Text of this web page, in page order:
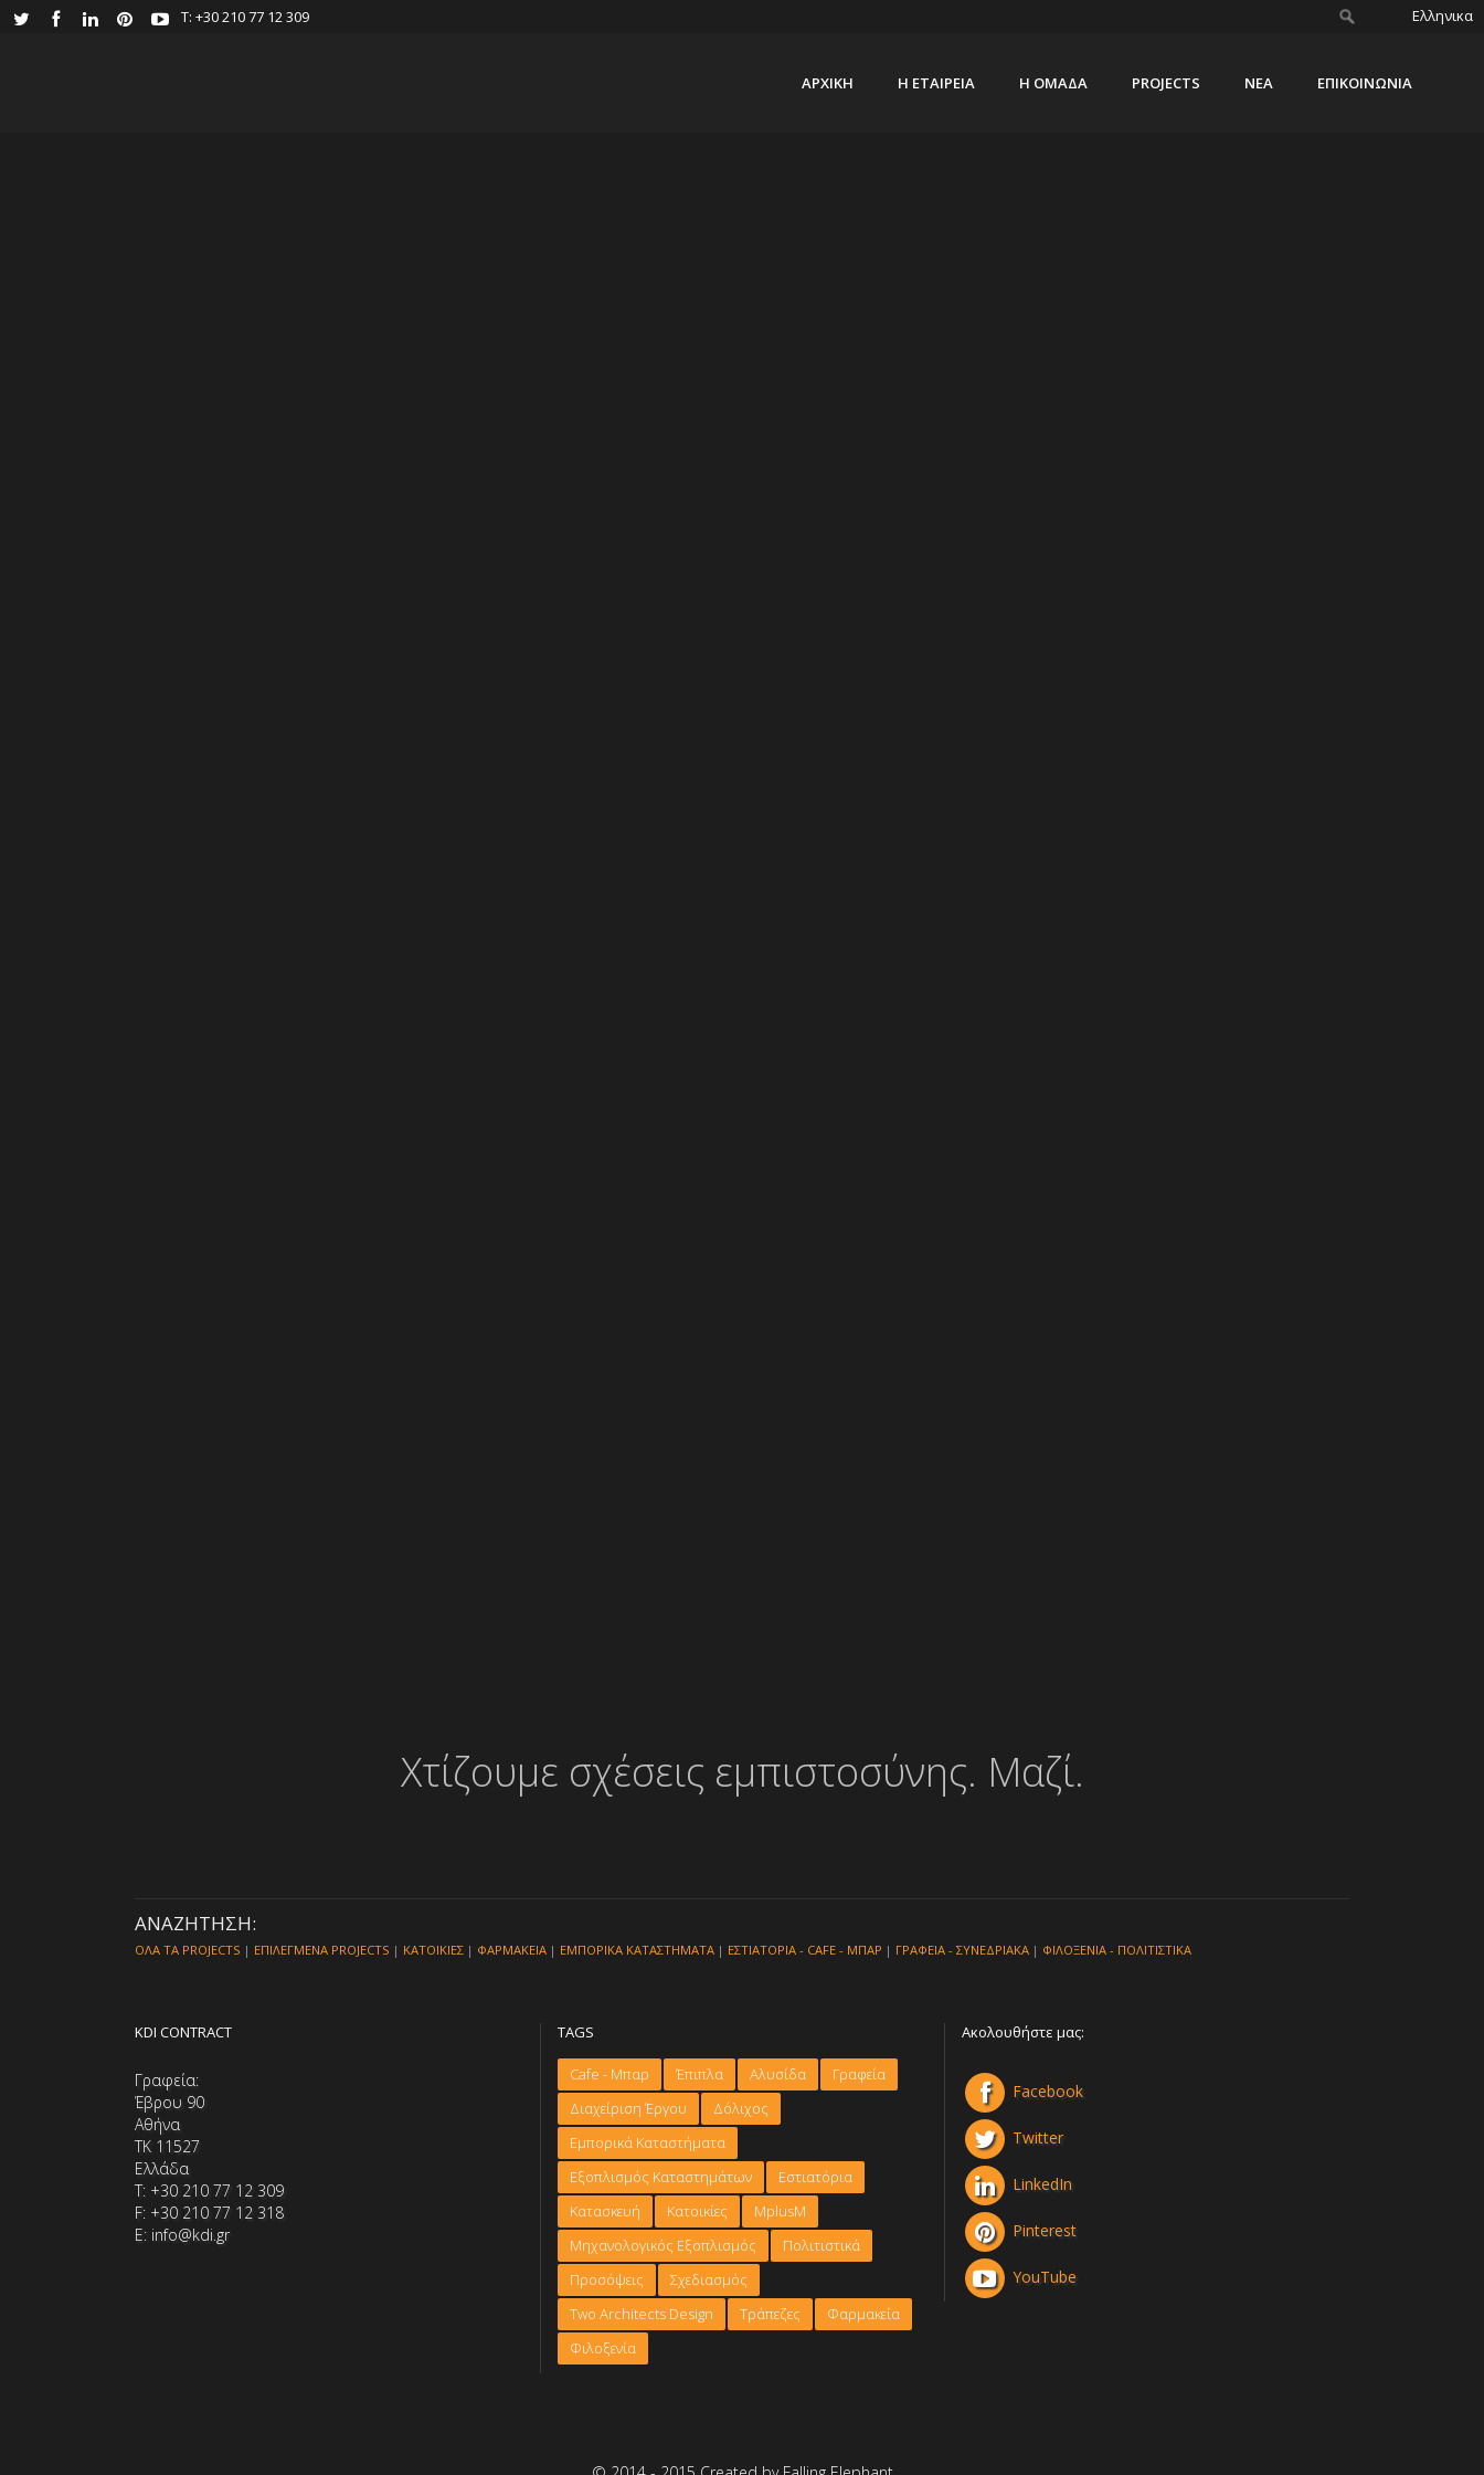
Τ: +30 210 77 12 309 Ελληνικα
ΑΡΧΙΚΗ Η ΕΤΑΙΡΕΙΑ Η ΟΜΑΔΑ PROJECTS ΝΕΑ ΕΠΙΚΟΙΝΩΝΙΑ
Χτίζουμε σχέσεις εμπιστοσύνης. Μαζί.
ΑΝΑΖΗΤΗΣΗ:
ΟΛΑ ΤΑ PROJECTS | ΕΠΙΛΕΓΜΕΝΑ PROJECTS | ΚΑΤΟΙΚΙΕΣ | ΦΑΡΜΑΚΕΙΑ | ΕΜΠΟΡΙΚΑ ΚΑΤΑΣΤΗΜΑΤΑ | ΕΣΤΙΑΤΟΡΙΑ - CAFE - ΜΠΑΡ | ΓΡΑΦΕΙΑ - ΣΥΝΕΔΡΙΑΚΑ | ΦΙΛΟΞΕΝΙΑ - ΠΟΛΙΤΙΣΤΙΚΑ
KDI CONTRACT
Γραφεία:
Έβρου 90
Αθήνα
ΤΚ 11527
Ελλάδα
Τ: +30 210 77 12 309
F: +30 210 77 12 318
E: info@kdi.gr
TAGS
Cafe - Μπαρ Έπιπλα Αλυσίδα
Γραφεία
Διαχείριση Έργου
Δόλιχος
Εμπορικά Καταστήματα
Εξοπλισμός Καταστημάτων
Εστιατόρια
Κατασκευή
Κατοικίες
ΜplusM
Μηχανολογικός Εξοπλισμός
Πολιτιστικά
Προσόψεις
Σχεδιασμός
Τwo Architects Design
Τράπεζες
Φαρμακεία
Φιλοξενία
Ακολουθήστε μας:
Facebook
Twitter
LinkedIn
Pinterest
YouTube